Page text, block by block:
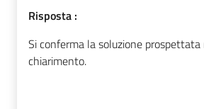
Risposta :
Si conferma la soluzione
chiarimento.